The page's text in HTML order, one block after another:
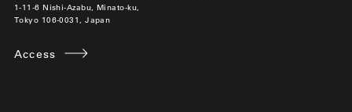
1-11-6 Nishi-Azabu, Minato-ku,
Tokyo 106-0031, Japan
Access